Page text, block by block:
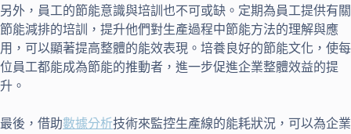
另外，員工的節能意識與培訓也不可或缺。定期為員工提供有關
節能減排的培訓，提升他們對生產過程中節能方法的理解與應
用，可以顯著提高整體的能效表現。培養良好的節能文化，使每
位員工都能成為節能的推動者，進一步促進企業整體效益的提
升。
最後，借助數據分析技術來監控生產線的能耗狀況，可以為企業